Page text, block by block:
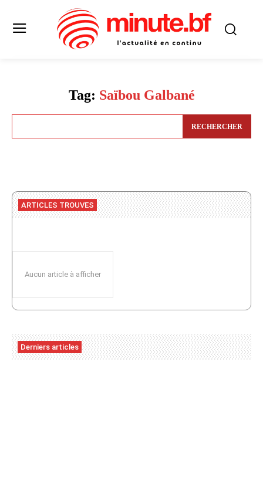
Tag: Saïbou Galbané
RECHERCHER
ARTICLES TROUVES
Aucun article à afficher
Derniers articles